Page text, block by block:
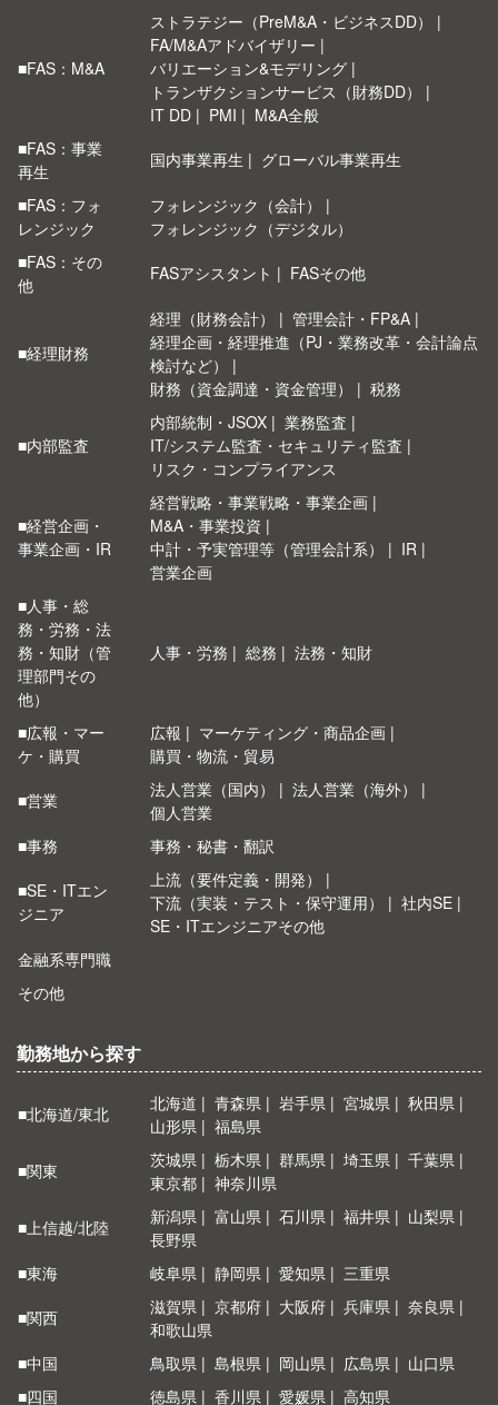
■FAS：M&A
ストラテジー（PreM&A・ビジネスDD）
FA/M&Aアドバイザリー
バリエーション&モデリング
トランザクションサービス（財務DD）
IT DD
PMI
M&A全般
■FAS：事業
再生
国内事業再生 グローバル事業再生
■FAS：フォ
レンジック
フォレンジック（会計）
フォレンジック（デジタル）
■FAS：その
他
FASアシスタント FASその他
■経理財務
経理（財務会計）
管理会計・FP&A
経理企画・経理推進（PJ・業務改革・会計論点
検討など）
財務（資金調達・資金管理）
税務
■内部監査
内部統制・JSOX
業務監査
IT/システム監査・セキュリティ監査
リスク・コンプライアンス
■経営企画・
事業企画・IR
経営戦略・事業戦略・事業企画
M&A・事業投資
中計・予実管理等（管理会計系）
IR
営業企画
■人事・総
務・労務・法
務・知財（管
理部門その
他）
人事・労務 総務 法務・知財
■広報・マー
ケ・購買
広報
マーケティング・商品企画
購買・物流・貿易
■営業
法人営業（国内）
法人営業（海外）
個人営業
■事務
事務・秘書・翻訳
■SE・ITエン
ジニア
上流（要件定義・開発）
下流（実装・テスト・保守運用）
社内SE
SE・ITエンジニアその他
金融系専門職
その他
勤務地から探す
■北海道/東北 北海道 青森県 岩手県 宮城県
秋田県
山形県
福島県
■関東
茨城県 栃木県 群馬県 埼玉県
千葉県
東京都
神奈川県
■上信越/北陸
新潟県 富山県 石川県 福井県
山梨県
長野県
■東海
岐阜県 静岡県 愛知県
三重県
■関西
滋賀県 京都府 大阪府 兵庫県
奈良県
和歌山県
■中国
鳥取県 島根県 岡山県 広島県
山口県
■四国
徳島県 香川県 愛媛県 高知県